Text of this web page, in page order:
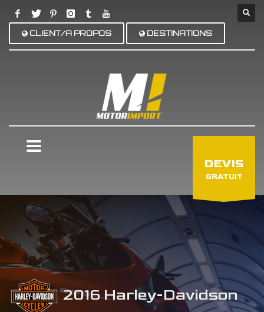
CLIENT/A PROPOS DESTINATIONS
DEVIS
GRATUIT
2016 Harley-Davidson